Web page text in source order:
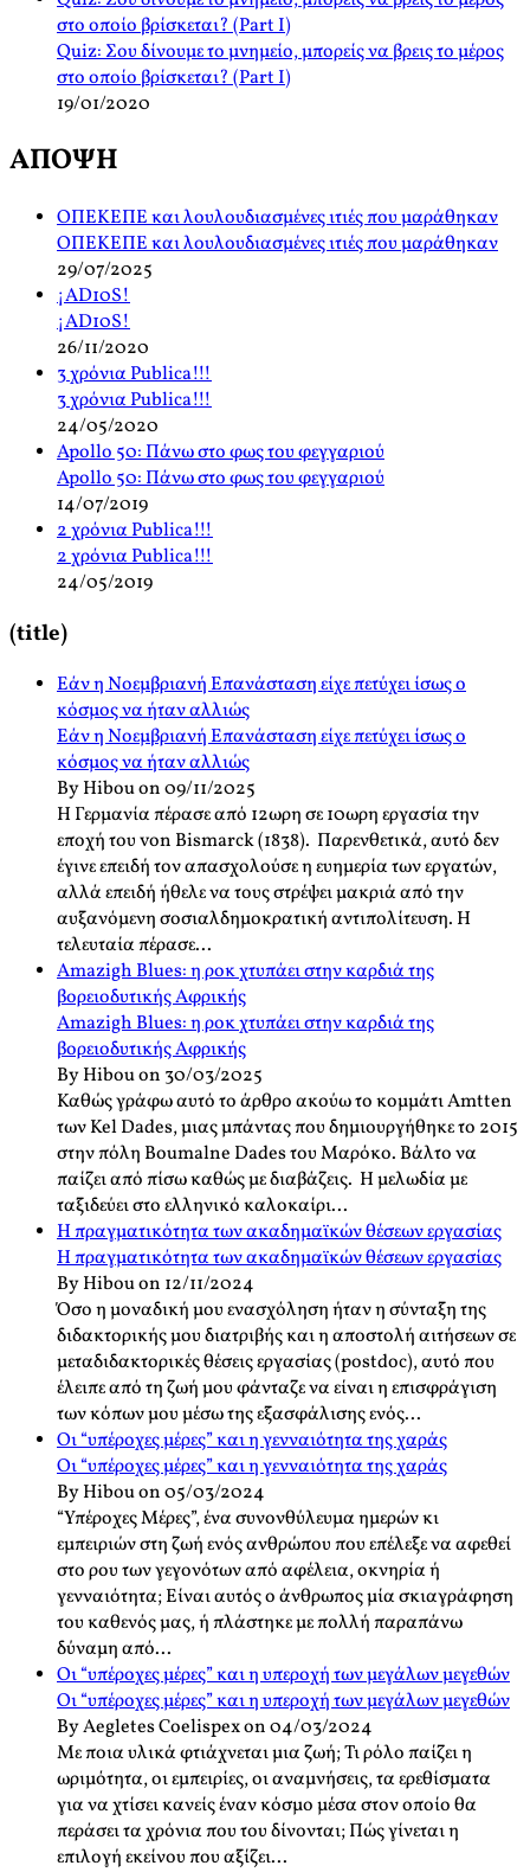
στο οποίο βρίσκεται? (Part I)
Quiz: Σου δίνουμε το μνημείο, μπορείς να βρεις το μέρος
στο οποίο βρίσκεται? (Part I)
19/01/2020
ΑΠΟΨΗ
ΟΠΕΚΕΠΕ και λουλουδιασμένες ιτιές που μαράθηκαν
ΟΠΕΚΕΠΕ και λουλουδιασμένες ιτιές που μαράθηκαν
29/07/2025
¡AD10S!
¡AD10S!
26/11/2020
3 χρόνια Publica!!!
3 χρόνια Publica!!!
24/05/2020
Apollo 50: Πάνω στο φως του φεγγαριού
Apollo 50: Πάνω στο φως του φεγγαριού
14/07/2019
2 χρόνια Publica!!!
2 χρόνια Publica!!!
24/05/2019
(title)
Εάν η Νοεμβριανή Επανάσταση είχε πετύχει ίσως ο
κόσμος να ήταν αλλιώς
Εάν η Νοεμβριανή Επανάσταση είχε πετύχει ίσως ο
κόσμος να ήταν αλλιώς
By Hibou on 09/11/2025
Η Γερμανία πέρασε από 12ωρη σε 10ωρη εργασία την
εποχή του von Bismarck (1838). Παρενθετικά, αυτό δεν
έγινε επειδή τον απασχολούσε η ευημερία των εργατών,
αλλά επειδή ήθελε να τους στρέψει μακριά από την
αυξανόμενη σοσιαλδημοκρατική αντιπολίτευση. Η
τελευταία πέρασε...
Amazigh Blues: η ροκ χτυπάει στην καρδιά της
βορειοδυτικής Αφρικής
Amazigh Blues: η ροκ χτυπάει στην καρδιά της
βορειοδυτικής Αφρικής
By Hibou on 30/03/2025
Καθώς γράφω αυτό το άρθρο ακούω το κομμάτι Amtten
των Kel Dades, μιας μπάντας που δημιουργήθηκε το 2015
στην πόλη Boumalne Dades του Μαρόκο. Βάλτο να
παίζει από πίσω καθώς με διαβάζεις. Η μελωδία με
ταξιδεύει στο ελληνικό καλοκαίρι...
Η πραγματικότητα των ακαδημαϊκών θέσεων εργασίας
Η πραγματικότητα των ακαδημαϊκών θέσεων εργασίας
By Hibou on 12/11/2024
Όσο η μοναδική μου ενασχόληση ήταν η σύνταξη της
διδακτορικής μου διατριβής και η αποστολή αιτήσεων σε
μεταδιδακτορικές θέσεις εργασίας (postdoc), αυτό που
έλειπε από τη ζωή μου φάνταζε να είναι η επισφράγιση
των κόπων μου μέσω της εξασφάλισης ενός...
Οι “υπέροχες μέρες” και η γενναιότητα της χαράς
Οι “υπέροχες μέρες” και η γενναιότητα της χαράς
By Hibou on 05/03/2024
“Υπέροχες Μέρες”, ένα συνονθύλευμα ημερών κι
εμπειριών στη ζωή ενός ανθρώπου που επέλεξε να αφεθεί
στο ρου των γεγονότων από αφέλεια, οκνηρία ή
γενναιότητα; Είναι αυτός ο άνθρωπος μία σκιαγράφηση
του καθενός μας, ή πλάστηκε με πολλή παραπάνω
δύναμη από...
Οι “υπέροχες μέρες” και η υπεροχή των μεγάλων μεγεθών
Οι “υπέροχες μέρες” και η υπεροχή των μεγάλων μεγεθών
By Aegletes Coelispex on 04/03/2024
Με ποια υλικά φτιάχνεται μια ζωή; Τι ρόλο παίζει η
ωριμότητα, οι εμπειρίες, οι αναμνήσεις, τα ερεθίσματα
για να χτίσει κανείς έναν κόσμο μέσα στον οποίο θα
περάσει τα χρόνια που του δίνονται; Πώς γίνεται η
επιλογή εκείνου που αξίζει...